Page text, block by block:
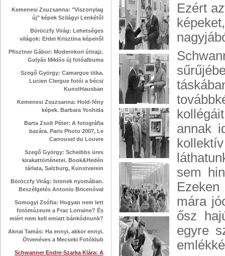
Kemenesi Zsuzsanna: "Viszonylag
új" képek Szilágyi Lenkétől
Böröczfy Virág: Lehetséges
világok: Erdei Krisztina képeiről
Pfisztner Gábor: Modernkori útirajz.
Gulyás Miklós új fotóalbuma
Szegő György: Camargue titka.
Lucien Clergue fotói a bécsi
KunstHausban
Kemenesi Zsuzsanna: Hold-fény
képek. Barbara Yoshida
Barta Zsolt Péter: A fotográfia
bazára. Paris Photo 2007, Le
Carrousel du Louvre
Szegő György: Scheibbs üres
kirakattörténetei. Book&Hedén
tárlata, Salzburg, Kunstverein
Böröczfy Virág: Istenek nyomában.
Beszélgetés Antonio Bricenóval
Somogyi Zsófia: Hogyan nem lett
fotómúzeum a Frac Lorraine? És
miért nem kell emiatt bánkódnunk?
Aknai Tamás: Ha ennyi, akkor ennyi.
Ötvenéves a Mecseki Fotóklub
Schwanner Endre-Szarka Klára: A
Ezért
annak
sem
mára
ősz
egyre